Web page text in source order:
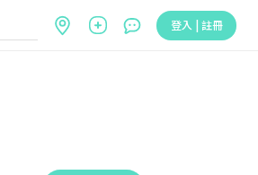
登入 | 註冊
收藏